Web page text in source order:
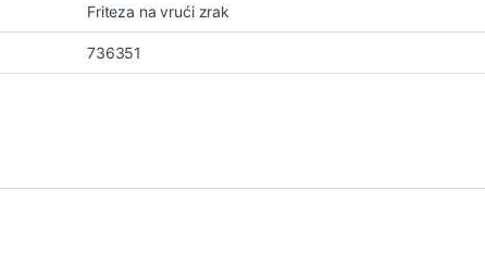
Friteza na vrući zrak
736351